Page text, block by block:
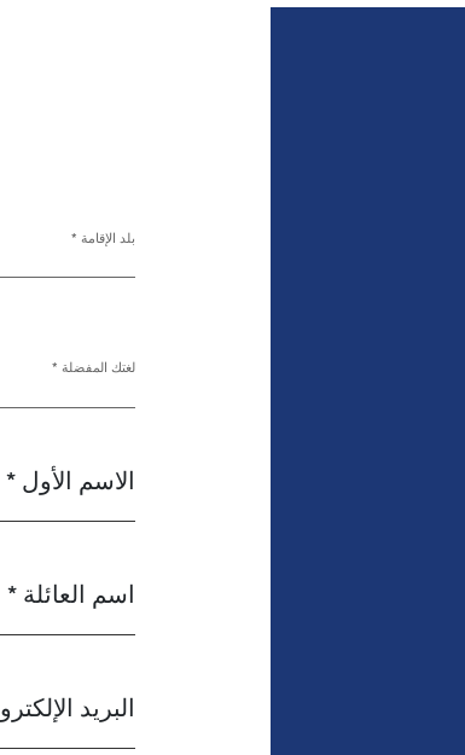
بلد الإقامة *
لغتك المفضلة *
الاسم الأول *
اسم العائلة *
البريد